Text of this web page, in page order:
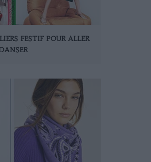
FESTIF POUR ALLER